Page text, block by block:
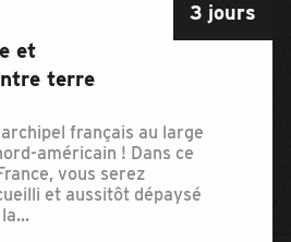
3 jours
et
terre
français au large
américain ! Dans ce
vous serez
et aussitôt dépaysé